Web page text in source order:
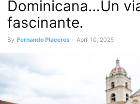
Dominicana…Un
fascinante.
By Fernando Placeres - April 10, 2025